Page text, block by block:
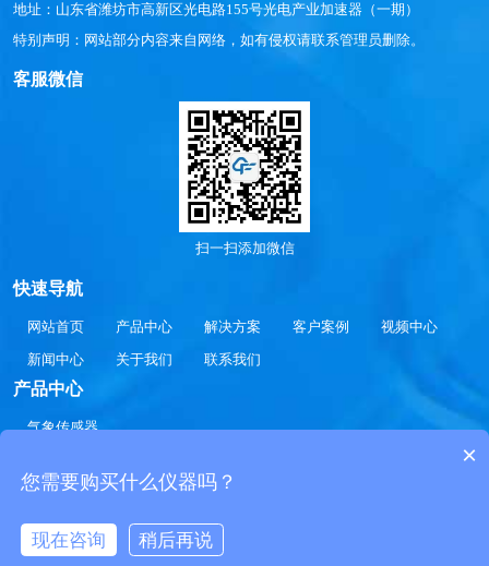
地址：山东省潍坊市高新区光电路155号光电产业加速器（一期）
特别声明：网站部分内容来自网络，如有侵权请联系管理员删除。
客服微信
扫一扫添加微信
快速导航
网站首页 产品中心 解决方案 客户案例
视频中心
新闻中心
关于我们 联系我们
产品中心
气象传感器
气象环境监测仪 土壤传感器
价格厂家参数QXZ17.COM All Rights Reserved.
37079402370832 鲁ICP备19014883号-8
×
您需要购买什么仪器吗？
现在咨询 稍后再说
在线咨询